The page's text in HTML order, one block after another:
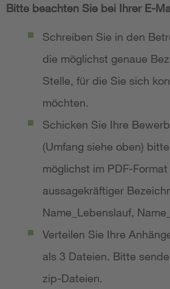
Bitte beachten Sie bei Ihrer E-
Schreiben Sie in den
die möglichst genaue
Stelle, für die Sie sich
möchten.
Schicken Sie Ihre
(Umfang siehe oben)
möglichst im PDF-
aussagekräftiger
Name_Lebenslauf,
Verteilen Sie Ihre
als 3 Dateien. Bitte
zip-Dateien.